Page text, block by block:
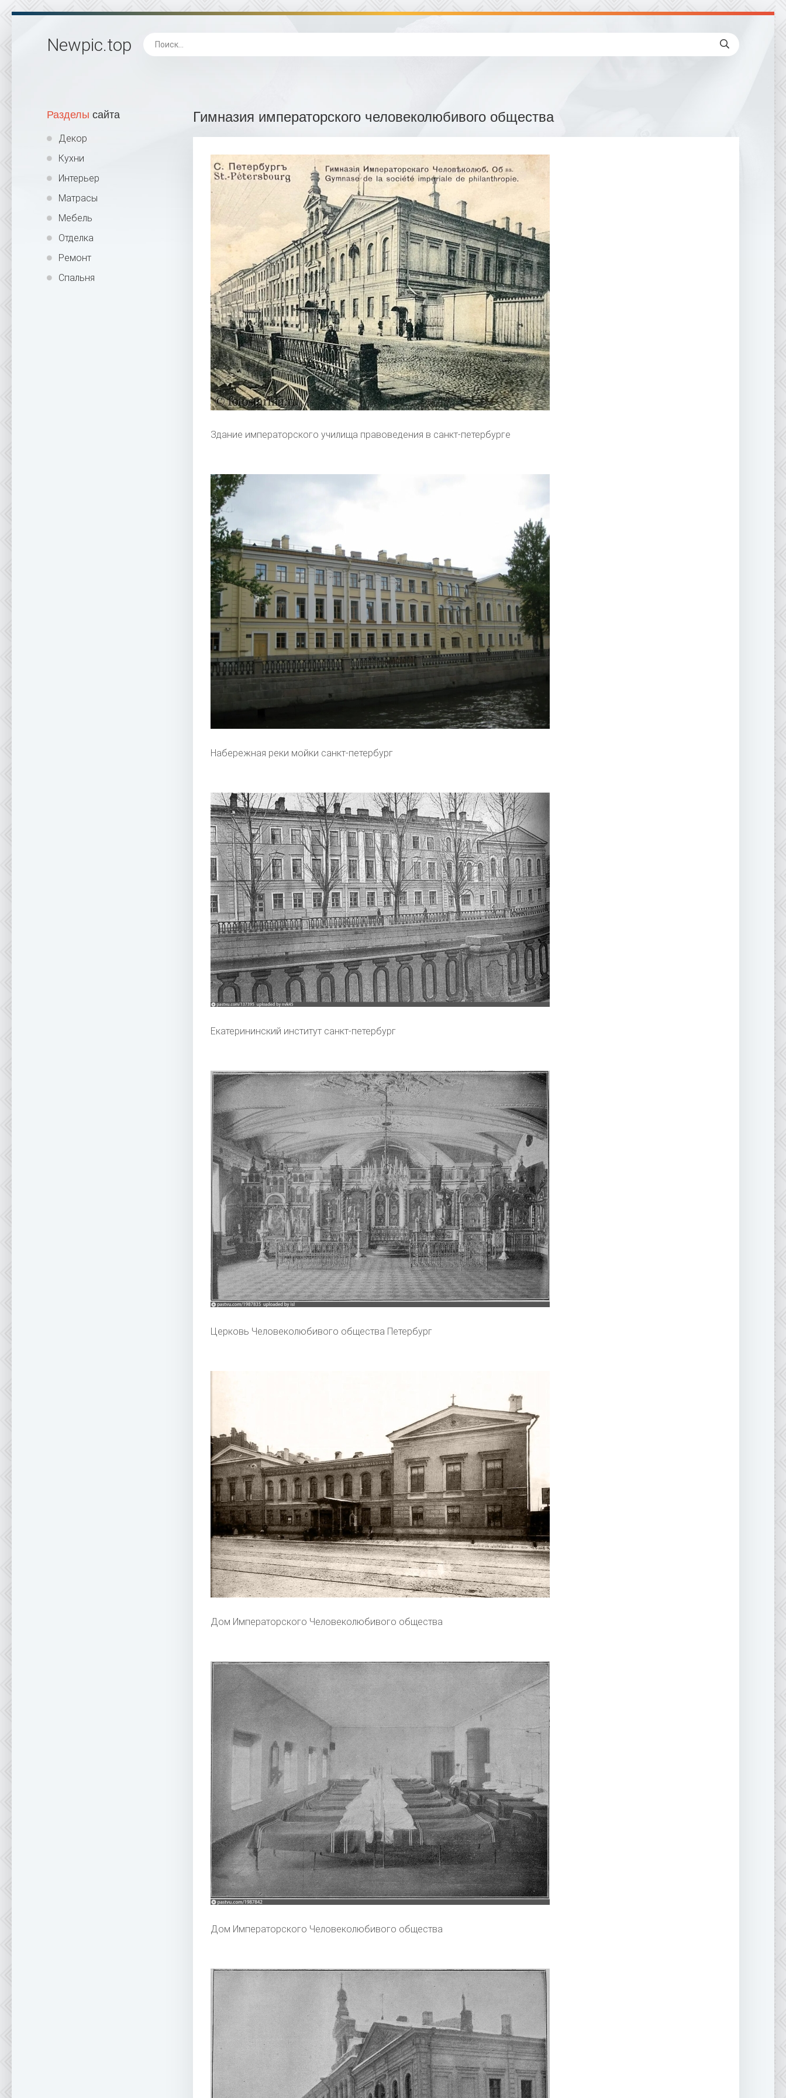
Newpic.top
Разделы сайта
Декор
Кухни
Интерьер
Матрасы
Мебель
Отделка
Ремонт
Спальня
Гимназия императорского человеколюбивого общества
Здание императорского училища правоведения в санкт-петербурге
Набережная реки мойки санкт-петербург
Екатерининский институт санкт-петербург
Церковь Человеколюбивого общества Петербург
Дом Императорского Человеколюбивого общества
Дом Императорского Человеколюбивого общества